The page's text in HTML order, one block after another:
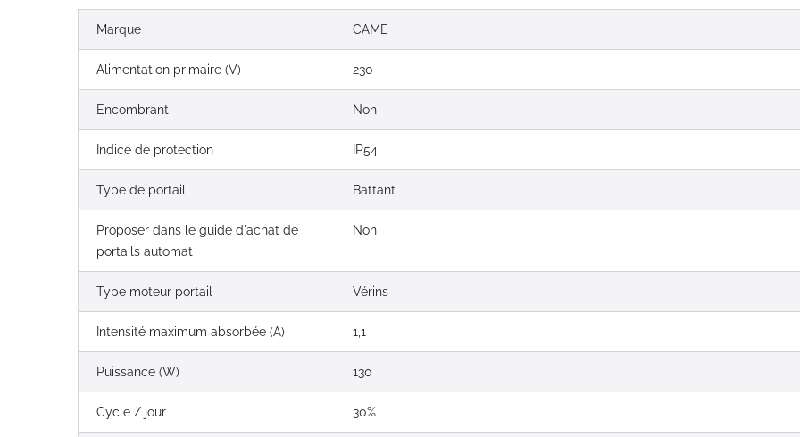
Marque CAME
Alimentation primaire (V) 230
Encombrant Non
Indice de protection IP54
Type de portail Battant
Proposer dans le guide d'achat de
portails automat
Non
Type moteur portail Vérins
Intensité maximum absorbée (A) 1,1
Puissance (W) 130
Cycle / jour 30%